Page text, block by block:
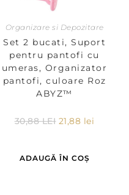
Organizare si Depozitare
Set 2 bucati, Suport
pentru pantofi cu
umeras, Organizator
pantofi, culoare Roz
ABYZ™
30,88LEI 21,88 lei
ADAUGĂ ÎN COȘ